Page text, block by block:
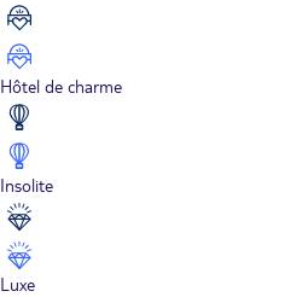
Hôtel de charme
Insolite
Luxe